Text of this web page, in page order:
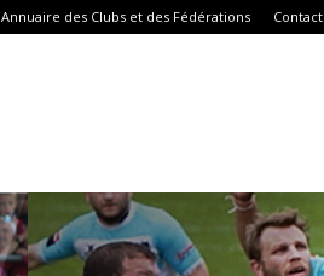
Annuaire des Clubs et des Fédérations Contact